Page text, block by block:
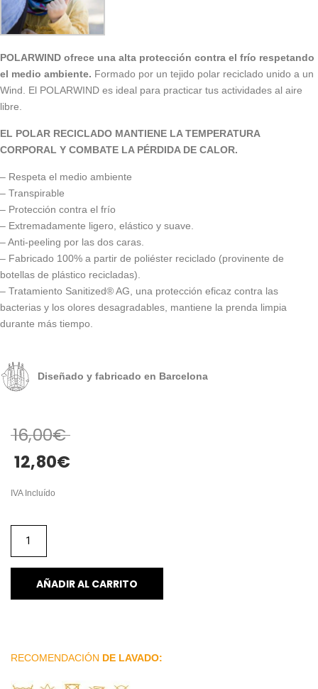
POLARWIND ofrece una alta protección contra el frío respetando
el medio ambiente. Formado por un tejido polar reciclado unido a un
Wind. El POLARWIND es ideal para practicar tus actividades al aire
libre.
EL POLAR RECICLADO MANTIENE LA TEMPERATURA
CORPORAL Y COMBATE LA PÉRDIDA DE CALOR.
– Respeta el medio ambiente
– Transpirable
– Protección contra el frío
– Extremadamente ligero, elástico y suave.
– Anti-peeling por las dos caras.
– Fabricado 100% a partir de poliéster reciclado (provinente de
botellas de plástico recicladas).
– Tratamiento Sanitized® AG, una protección eficaz contra las
bacterias y los olores desagradables, mantiene la prenda limpia
durante más tiempo.
Diseñado y fabricado en Barcelona
16,00€
12,80€
IVA Incluído
AÑADIR AL CARRITO
RECOMENDACIÓN DE LAVADO: